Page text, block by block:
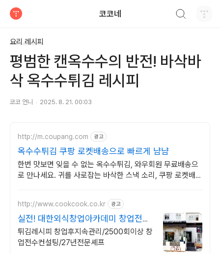
코코네
요리 레시피
평범한 캔옥수수의 반전! 바삭바
삭 옥수수튀김 레시피
코코 언니 2025. 8. 21. 00:03
http://m.coupang.com 광고
옥수수튀김 쿠팡 로켓배송으로 빠르게 냠냠
한번 맛보면 잊을 수 없는 옥수수튀김, 와우회원 무료배송으
로 만나세요. 귀를 사로잡는 바삭한 스낵 소리, 쿠팡 로켓배송
http://www.cookcook.co.kr 광고
실전! 대한외식창업아카데미 창업전문
1:1교육
튀김레시피 창업후지속관리/2500회이상 창
업전수컨설팅/27년전문셰프